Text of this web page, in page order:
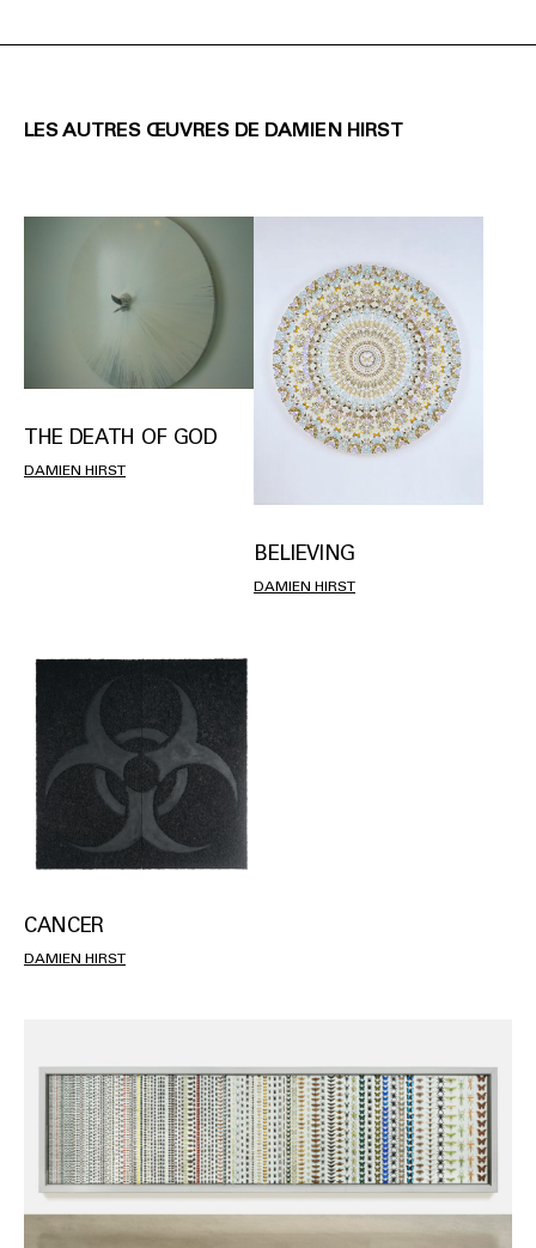
LES AUTRES ŒUVRES DE DAMIEN HIRST
THE DEATH OF GOD
DAMIEN HIRST
BELIEVING
DAMIEN HIRST
CANCER
DAMIEN HIRST